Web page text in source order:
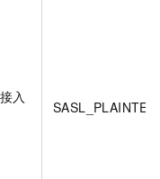
接入